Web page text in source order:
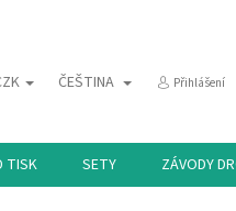
ČEŠTINA Přihlášení
TISK SETY ZÁVODY